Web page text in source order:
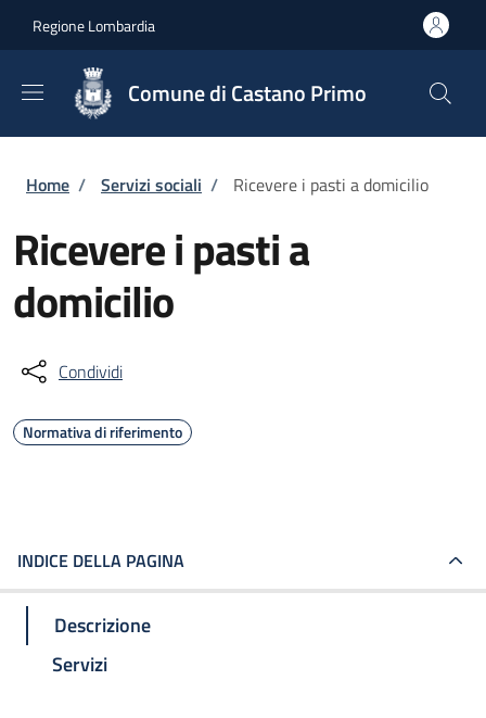
Regione Lombardia
Comune di Castano Primo
Briciole di pane
Home / Servizi sociali / Ricevere i pasti a domicilio
Ricevere i pasti a
domicilio
Condividi
Normativa di riferimento
INDICE DELLA PAGINA
Descrizione
Servizi